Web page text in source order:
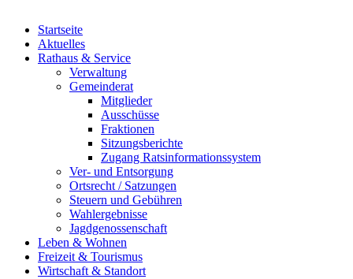
Startseite
Aktuelles
Rathaus & Service
Verwaltung
Gemeinderat
Mitglieder
Ausschüsse
Fraktionen
Sitzungsberichte
Zugang Ratsinformationssystem
Ver- und Entsorgung
Ortsrecht / Satzungen
Steuern und Gebühren
Wahlergebnisse
Jagdgenossenschaft
Leben & Wohnen
Freizeit & Tourismus
Wirtschaft & Standort